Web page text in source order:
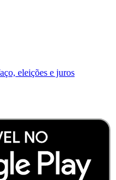
eleições e juros